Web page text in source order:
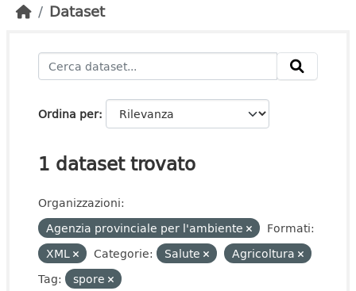
Dataset
Ordina per
1 dataset trovato
Organizzazioni:
Agenzia provinciale per l'ambiente
Formati:
XML
Categorie: Salute
Agricoltura
Tag:
spore